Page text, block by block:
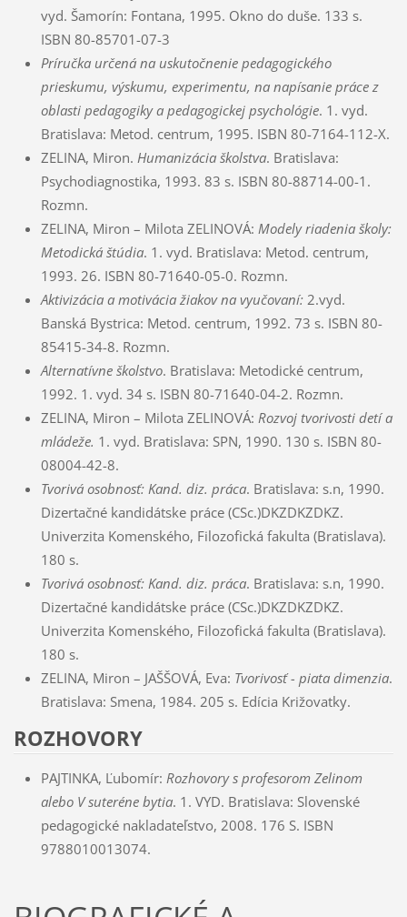
vyd. Šamorín: Fontana, 1995. Okno do duše. 133 s.
ISBN 80-85701-07-3
Príručka určená na uskutočnenie pedagogického
prieskumu, výskumu, experimentu, na napísanie práce z
oblasti pedagogiky a pedagogickej psychológie. 1. vyd.
Bratislava: Metod. centrum, 1995. ISBN 80-7164-112-X.
ZELINA, Miron. Humanizácia školstva. Bratislava:
Psychodiagnostika, 1993. 83 s. ISBN 80-88714-00-1.
Rozmn.
ZELINA, Miron – Milota ZELINOVÁ: Modely riadenia školy:
Metodická štúdia. 1. vyd. Bratislava: Metod. centrum,
1993. 26. ISBN 80-71640-05-0. Rozmn.
Aktivizácia a motivácia žiakov na vyučovaní: 2.vyd.
Banská Bystrica: Metod. centrum, 1992. 73 s. ISBN 80-
85415-34-8. Rozmn.
Alternatívne školstvo. Bratislava: Metodické centrum,
1992. 1. vyd. 34 s. ISBN 80-71640-04-2. Rozmn.
ZELINA, Miron – Milota ZELINOVÁ: Rozvoj tvorivosti detí a
mládeže. 1. vyd. Bratislava: SPN, 1990. 130 s. ISBN 80-
08004-42-8.
Tvorivá osobnosť: Kand. diz. práca. Bratislava: s.n, 1990.
Dizertačné kandidátske práce (CSc.)DKZDKZDKZ.
Univerzita Komenského, Filozofická fakulta (Bratislava).
180 s.
Tvorivá osobnosť: Kand. diz. práca. Bratislava: s.n, 1990.
Dizertačné kandidátske práce (CSc.)DKZDKZDKZ.
Univerzita Komenského, Filozofická fakulta (Bratislava).
180 s.
ZELINA, Miron – JAŠŠOVÁ, Eva: Tvorivosť - piata dimenzia.
Bratislava: Smena, 1984. 205 s. Edícia Križovatky.
ROZHOVORY
PAJTINKA, Ľubomír: Rozhovory s profesorom Zelinom
alebo V suteréne bytia. 1. VYD. Bratislava: Slovenské
pedagogické nakladateľstvo, 2008. 176 S. ISBN
9788010013074.